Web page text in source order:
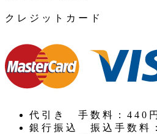
クレジットカード
代引き 手数料：440円
銀行振込 振込手数料